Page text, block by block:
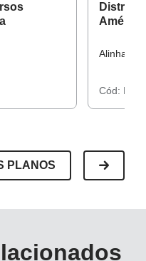
Alinhado
Cód:
PLANOS